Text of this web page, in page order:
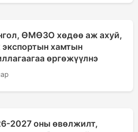
ӨМӨЗО хөдөө аж ахуй,
экспортын хамтын
өргөжүүлнэ
2027 оны өвөлжилт,